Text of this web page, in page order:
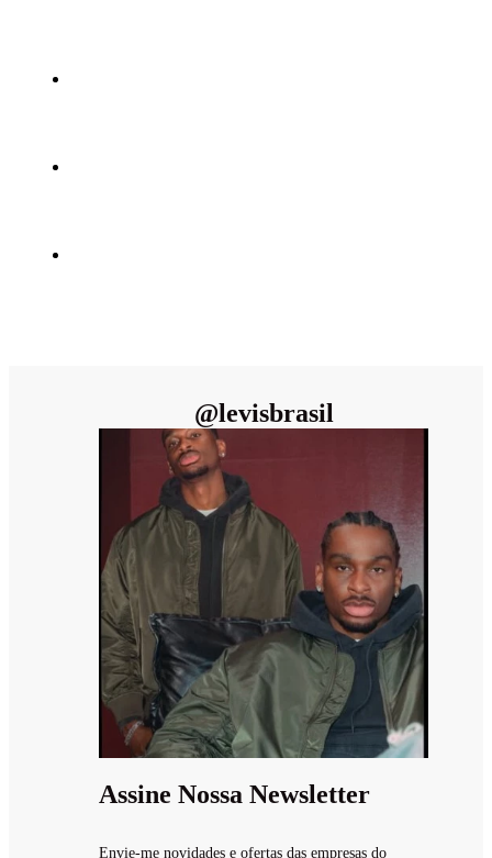
@levisbrasil
Assine Nossa Newsletter
Envie-me novidades e ofertas das empresas do